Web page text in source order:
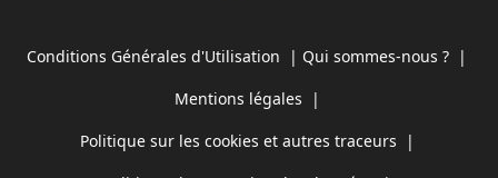
Conditions Générales d'Utilisation | Qui sommes-nous ? |
Mentions légales |
Politique sur les cookies et autres traceurs |